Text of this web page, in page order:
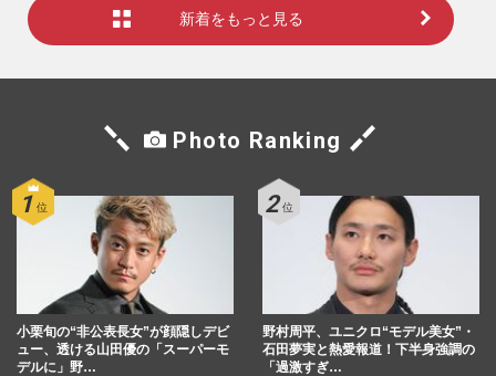
新着をもっと見る
Photo Ranking
小栗旬の“非公表長女”が顔隠しデビ
ュー、透ける山田優の「スーパーモ
デルに」野…
野村周平、ユニクロ“モデル美女”・
石田夢実と熱愛報道！下半身強調の
「過激すぎ…